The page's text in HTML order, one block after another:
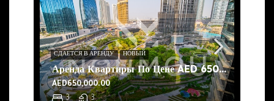
Аренда Квартиры По Цене AED 650 000 В Центре Дубая – Noumouproperties
3 3
AED650,000.00
СДАЕТСЯ В АРЕНДУ НОВЫЙ